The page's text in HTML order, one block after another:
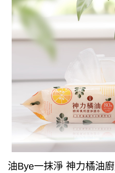
油Bye一抹淨 神力橘油